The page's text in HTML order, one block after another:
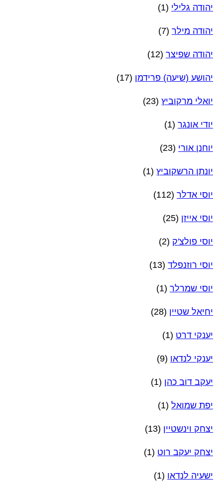
יהודה גלילי (1)
יהודה מילר (7)
יהודה שפיצר (12)
יהושע (שיעה) פרידמן (17)
יואלי מרקוביץ (23)
יודי אונגר (1)
יוחנן אורי (23)
יונתן הרשקוביץ (1)
יוסי אדלר (112)
יוסי אייזן (25)
יוסי פולצ'ק (2)
יוסי רוזנפלד (13)
יוסי שמרלר (1)
יחיאל שטיין (28)
יענקי דרט (1)
יענקי לנדאו (9)
יעקב דוב כהן (1)
יפת שמואל (1)
יצחק וינשטיין (13)
יצחק יעקב רוט (1)
ישעיה לנדאו (1)